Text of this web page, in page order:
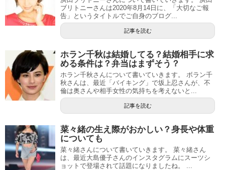
ブリトニーさんは2020年8月14日に、「大切なご報
告」というタイトルでご自身のブログ...
記事を読む
ホラン千秋は結婚してる？結婚相手に求
める条件は？弁当はまずそう？
ホラン千秋さんについて書いていきます。 ボラン千
秋さんは、最近「バイキング」で坂上忍さんが、不
倫は奥さんや相手女性の気持ちを考えないと...
記事を読む
菜々緒の生え際がおかしい？身長や体重
についても
菜々緒さんについて書いていきます。 菜々緒さん
は、最近大島優子さんのインスタグラムにスーツシ
ョットで登場されて話題になりましたね。 ...